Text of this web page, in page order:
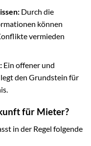
Durch die
können
vermieden
Ein offener und
den Grundstein für
für Mieter?
in der Regel folgende